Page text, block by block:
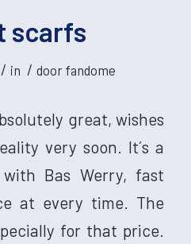
scarfs
/ in / door fandome
great, wishes
very soon. It´s a
Bas Werry, fast
at every time. The
for that price.